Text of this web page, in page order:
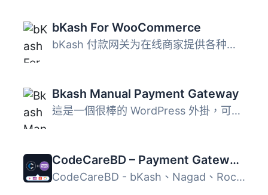
bKash For WooCommerce
bKash 付款网关为在线商家提供各种支付解决方案。这是官方的 ...
Bkash Manual Payment Gateway
這是一個很棒的 WordPress 外掛，可在任何基於 WooCommerce ...
CodeCareBD – Payment Gateway for WooCommerce
CodeCareBD - bKash、Nagad、Rocket、Payoneer Gateway 外掛...